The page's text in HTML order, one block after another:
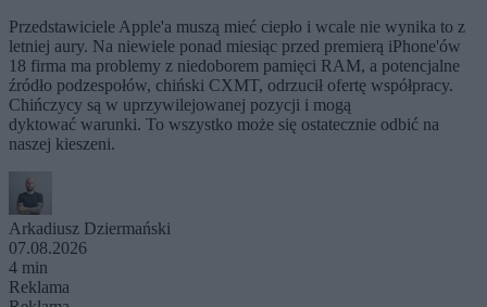
Przedstawiciele Apple'a muszą mieć ciepło i wcale nie wynika to z
letniej aury. Na niewiele ponad miesiąc przed premierą iPhone'ów
18 firma ma problemy z niedoborem pamięci RAM, a potencjalne
źródło podzespołów, chiński CXMT, odrzucił ofertę współpracy.
Chińczycy są w uprzywilejowanej pozycji i mogą
dyktować warunki. To wszystko może się ostatecznie odbić na
naszej kieszeni.
Arkadiusz Dziermański
07.08.2026
4 min
Reklama